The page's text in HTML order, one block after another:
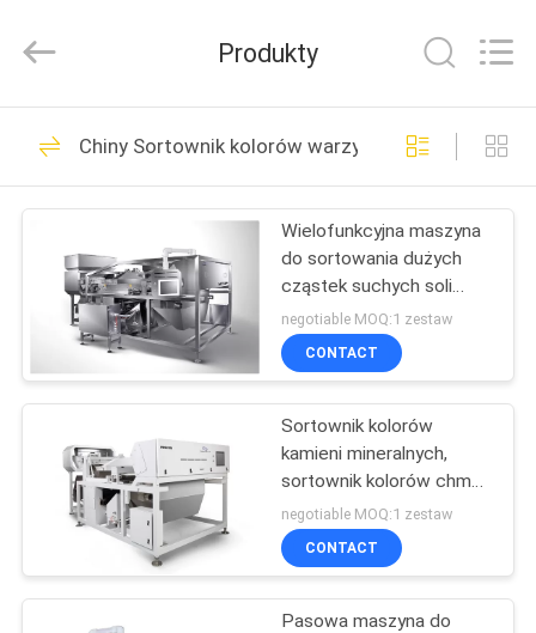
DOM
PRODUKTY
WYCIECZKA
FABRYCE
KONTROLA
JAKOŚCI
Technology
Rights
Sortownik kolorów
116
Sortownik kolorów
herbaty
104
Produkty
Chiny Sortownik kolorów warzyw
Wielofunkcyjna maszyna
do sortowania dużych
cząstek suchych soli
Kolor / przemysł
negotiable MOQ:1 zestaw
CONTACT
Sortownik kolorów
kamieni mineralnych,
sortownik kolorów chmur
z inteligentną funkcją
negotiable MOQ:1 zestaw
CONTACT
Pasowa maszyna do